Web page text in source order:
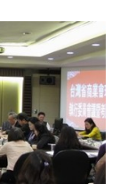
表演賽」成功的